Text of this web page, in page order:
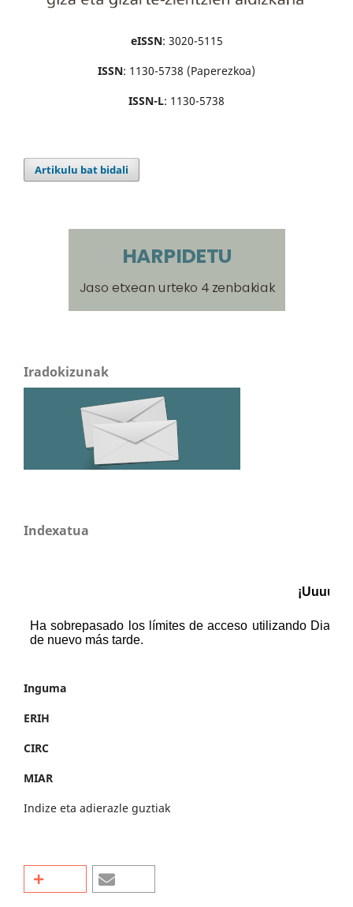
eISSN: 3020-5115
ISSN: 1130-5738 (Paperezkoa)
ISSN-L: 1130-5738
Artikulu bat bidali
Iradokizunak
Indexatua
Inguma
ERIH
CIRC
MIAR
Indize eta adierazle guztiak